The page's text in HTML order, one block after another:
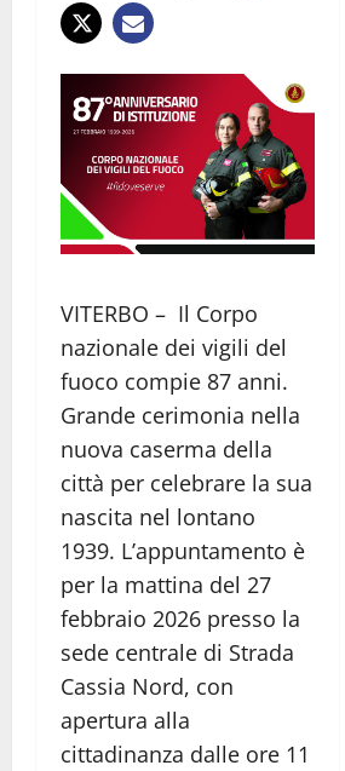
VITERBO – Il Corpo
nazionale dei vigili del
fuoco compie 87 anni.
Grande cerimonia nella
nuova caserma della
città per celebrare la sua
nascita nel lontano
1939. L’appuntamento è
per la mattina del 27
febbraio 2026 presso la
sede centrale di Strada
Cassia Nord, con
apertura alla
cittadinanza dalle ore 11